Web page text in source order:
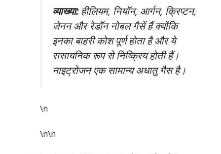
व्याख्या:हीलियम, नियॉन, आर्गन, क्रिप्टन,
जेनन और रेडॉन नोबल गैसें हैं क्योंकि
इनका बाहरी कोश पूर्ण होता है और ये
रासायनिक रूप से निष्क्रिय होती हैं।
नाइट्रोजन एक सामान्य अधातु गैस है।
\n
\n\n